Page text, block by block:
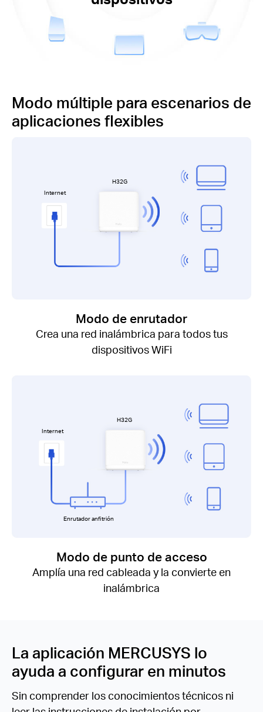
Modo múltiple para escenarios de
aplicaciones flexibles
Internet
H32G
Modo de enrutador
Crea una red inalámbrica para todos tus
dispositivos WiFi
Internet
H32G
Enrutador anfitrión
Modo de punto de acceso
Amplía una red cableada y la convierte en
inalámbrica
La aplicación MERCUSYS lo
ayuda a configurar en minutos
Sin comprender los conocimientos técnicos ni